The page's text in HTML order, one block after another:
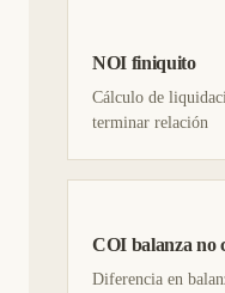
NOI finiquito
Cálculo de
terminar relación
COI balanza no
Diferencia en